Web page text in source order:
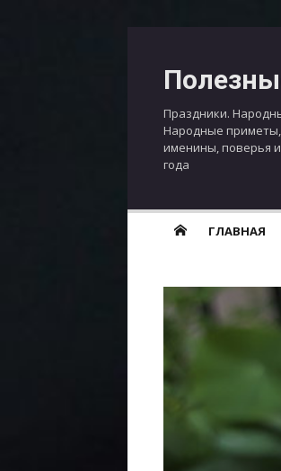
Праздники.
Народные
именины, поверья
года
ГЛАВНАЯ